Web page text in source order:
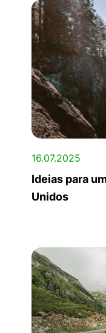
16.07.2025
Ideias para
Unidos